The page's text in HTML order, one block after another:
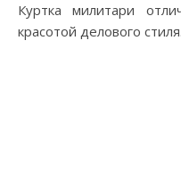
Куртка милитари
красотой делового стиля.